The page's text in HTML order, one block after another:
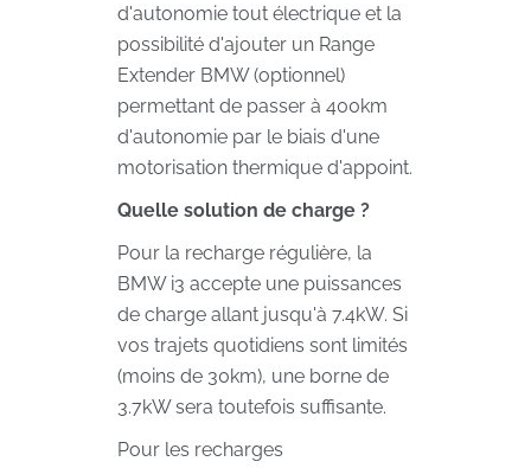
d'autonomie tout électrique et la
possibilité d'ajouter un Range
Extender BMW (optionnel)
permettant de passer à 400km
d'autonomie par le biais d'une
motorisation thermique d'appoint.
Quelle solution de charge ?
Pour la recharge régulière, la
BMW i3 accepte une puissances
de charge allant jusqu'à 7.4kW. Si
vos trajets quotidiens sont limités
(moins de 30km), une borne de
3.7kW sera toutefois suffisante.
Pour les recharges